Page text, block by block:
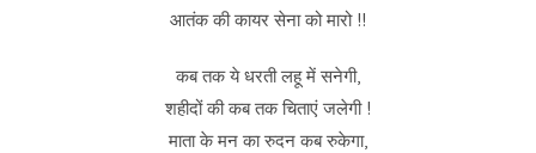
आतंक की कायर सेना को मारो !!
कब तक ये धरती लहू में सनेगी,
शहीदों की कब तक चिताएं जलेगी !
माता के मन का रुदन कब रुकेगा,